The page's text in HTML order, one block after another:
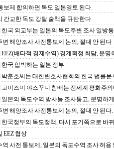
보제 합의하면 독도 일본영토 된다.
간교한 독도 강탈 술책을 규탄한다
한국 외교부는 일본의 독도주변 조사 일방
변 해양조사 사전통보제 논의, 절대 안 된다
EEZ(배타적 경제수역) 경계획정 회담, 분명
한국 압박하는 일본 정부
박춘호씨는 대한변호사협회의 한국 법률문
고이즈미 야스꾸니 참배는 전세계 평화주의
일본의 독도수역 방사능 조사통고, 분명하
변 해양조사 사전통보제 논의, 절대 안 된다.
한국정부의 독도정책, 다시 포기쪽으로 바
EEZ 협상
역 사전 통보제, 일본의 독도수역 조사 허용